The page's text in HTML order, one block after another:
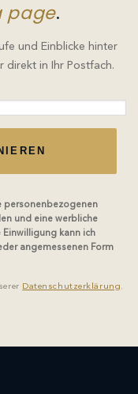
page.
und Einblicke hinter
direkt in Ihr Postfach.
personenbezogenen
und eine werbliche
Einwilligung kann ich
angemessenen Form
Datenschutzerklärung.